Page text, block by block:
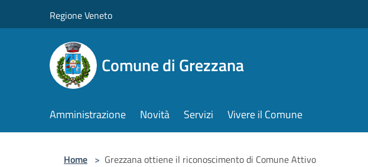
Regione Veneto
Comune di Grezzana
Amministrazione Novità Servizi Vivere il Comune
Home > Grezzana ottiene il riconoscimento di Comune Attivo